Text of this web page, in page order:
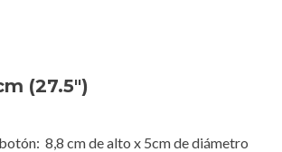
(27.5″)
8,8 cm de alto x 5cm de diámetro